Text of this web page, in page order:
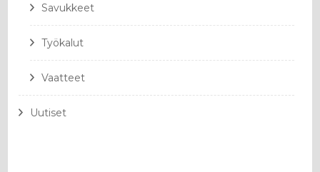
Savukkeet
Työkalut
Vaatteet
Uutiset